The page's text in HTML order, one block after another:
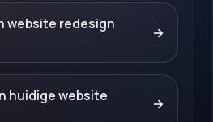
website redesign
→
huidige website
→